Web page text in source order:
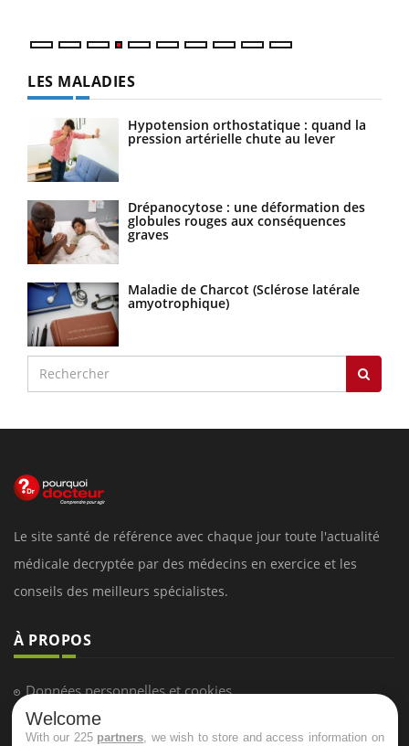
LES MALADIES
Hypotension orthostatique : quand la
pression artérielle chute au lever
Drépanocytose : une déformation des
globules rouges aux conséquences
graves
Maladie de Charcot (Sclérose latérale
amyotrophique)
Le site santé de référence avec chaque jour toute l'actualité
médicale decryptée par des médecins en exercice et les
conseils des meilleurs spécialistes.
À PROPOS
Données personnelles et cookies
Qui sommes-nous
Welcome
With our 225 partners , we wish to store and access information on